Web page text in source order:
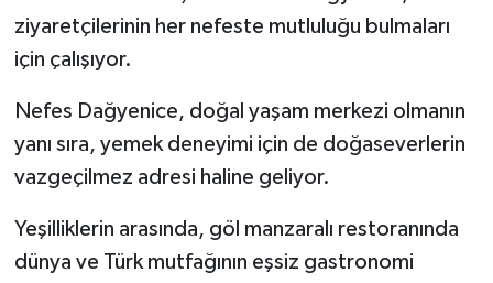
ziyaretçileri­nin her nefeste mutluluğu bulmaları
için çalışıyor.
Nefes Dağyenice, doğal yaşam merkezi olmanın
yanı sıra, yemek deneyimi için de doğaseverlerin
vazgeçilmez adresi ha­line geliyor.
Yeşilliklerin arasında, göl manzaralı res­toranında
dünya ve Türk mutfağının eşsiz gastronomi